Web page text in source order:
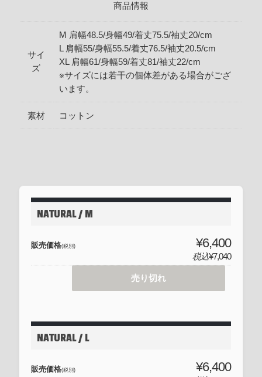
商品情報
サイ
ズ
M 肩幅48.5/身幅49/着丈75.5/袖丈20/cm
L 肩幅55/身幅55.5/着丈76.5/袖丈20.5/cm
XL 肩幅61/身幅59/着丈81/袖丈22/cm
※サイズには若干の個体差がある場合がござ
います。
素材 コットン
NATURAL / M
販売価格(税別) ¥6,400
税込¥7,040
売り切れ
NATURAL / L
販売価格(税別) ¥6,400